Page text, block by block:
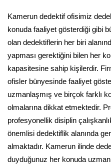
Kamerun dedektif ofisimiz
konuda faaliyet gösterdiği gibi
olan dedektiflerin her biri
yapması gerektiğini bilen her
kapasitesine sahip kişilerdir.
ofisler bünyesinde faaliyet
uzmanlaşmış ve birçok farklı
olmalarına dikkat etmektedir.
profesyonellik disiplin
önemlisi dedektiflik alanında
almaktadır. Kamerun ilinde
duyduğunuz her konuda